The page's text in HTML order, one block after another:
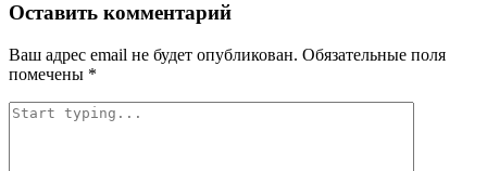
Оставить комментарий
Ваш адрес email не будет опубликован. Обязательные поля
помечены *